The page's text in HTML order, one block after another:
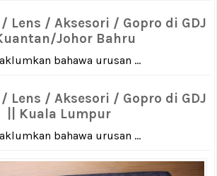
Lens / Aksesori / Gopro di GDJ
Johor Bahru
bahawa urusan ...
Lens / Aksesori / Gopro di GDJ
|| Kuala Lumpur
bahawa urusan ...